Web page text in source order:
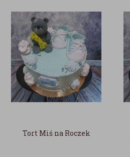
Tort Miś na Roczek